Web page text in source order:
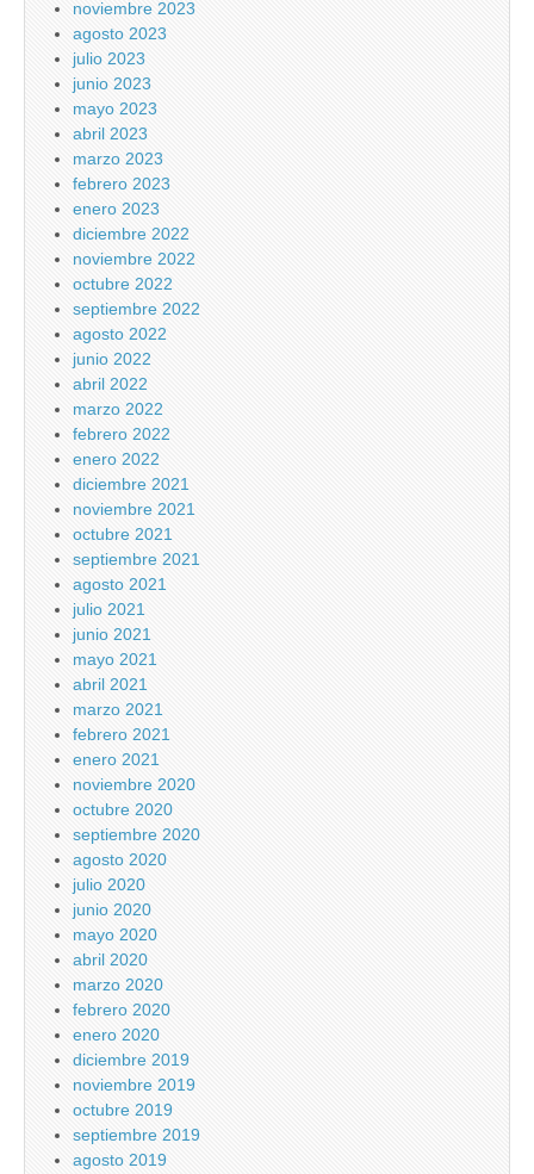
noviembre 2023
agosto 2023
julio 2023
junio 2023
mayo 2023
abril 2023
marzo 2023
febrero 2023
enero 2023
diciembre 2022
noviembre 2022
octubre 2022
septiembre 2022
agosto 2022
junio 2022
abril 2022
marzo 2022
febrero 2022
enero 2022
diciembre 2021
noviembre 2021
octubre 2021
septiembre 2021
agosto 2021
julio 2021
junio 2021
mayo 2021
abril 2021
marzo 2021
febrero 2021
enero 2021
noviembre 2020
octubre 2020
septiembre 2020
agosto 2020
julio 2020
junio 2020
mayo 2020
abril 2020
marzo 2020
febrero 2020
enero 2020
diciembre 2019
noviembre 2019
octubre 2019
septiembre 2019
agosto 2019